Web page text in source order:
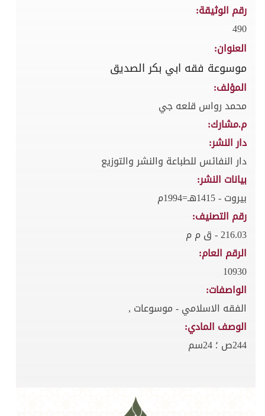
رقم الوثيقة:
490
العنوان:
موسوعة فقه ابي بكر الصديق
المؤلف:
محمد رواس قلعه جي
م.مشارك:
دار النشر:
دار النفائس للطباعة والنشر والتوزيع
بيانات النشر:
بيروت - 1415هـ=1994م
رقم التصنيف:
216.03 - ق م م
الرقم العام:
10930
الواصفات:
الفقه الاسلامي - موسوعات ,
الوصف المادي:
244ص ؛ 24سم